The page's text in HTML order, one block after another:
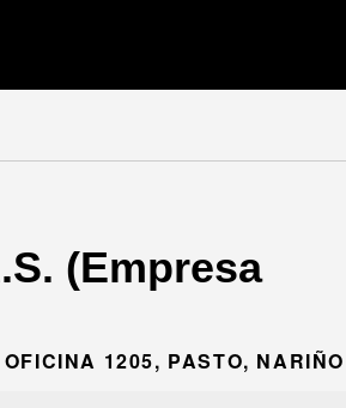
(Empresa
1205, PASTO, NARIÑO